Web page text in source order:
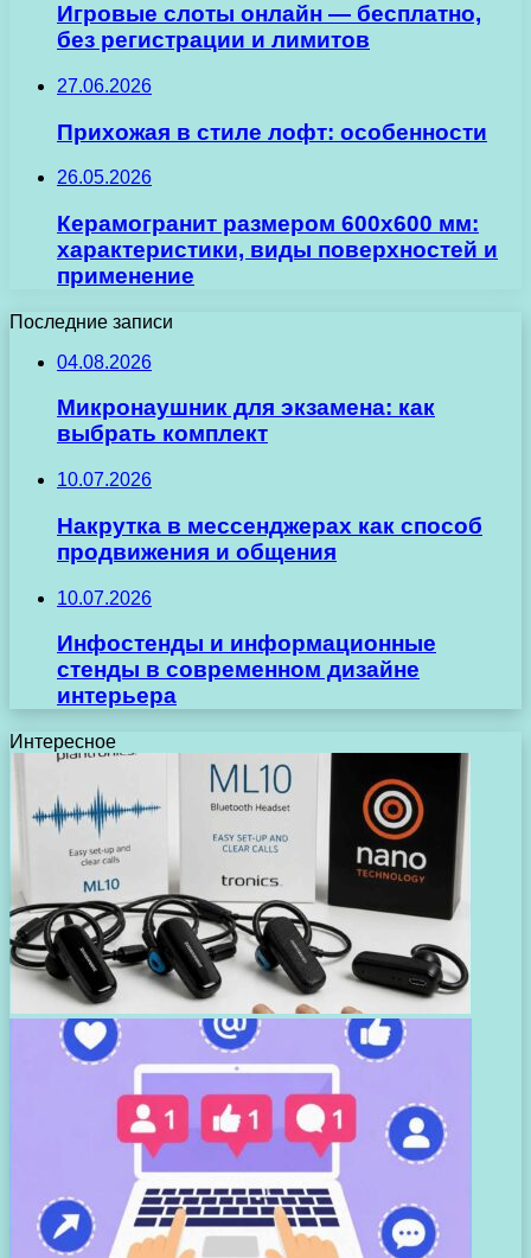
Игровые слоты онлайн — бесплатно,
без регистрации и лимитов
27.06.2026
Прихожая в стиле лофт: особенности
26.05.2026
Керамогранит размером 600х600 мм:
характеристики, виды поверхностей и
применение
Последние записи
04.08.2026
Микронаушник для экзамена: как
выбрать комплект
10.07.2026
Накрутка в мессенджерах как способ
продвижения и общения
10.07.2026
Инфостенды и информационные
стенды в современном дизайне
интерьера
Интересное